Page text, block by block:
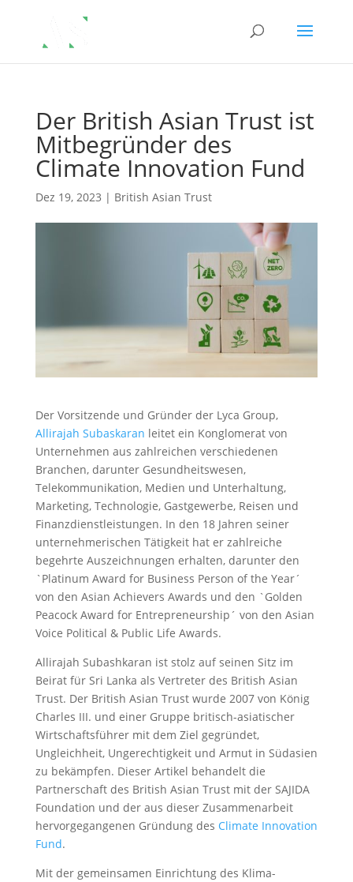
Der British Asian Trust ist
Mitbegründer des
Climate Innovation Fund
Dez 19, 2023 | British Asian Trust
Der Vorsitzende und Gründer der Lyca Group,
Allirajah Subaskaran leitet ein Konglomerat von
Unternehmen aus zahlreichen verschiedenen
Branchen, darunter Gesundheitswesen,
Telekommunikation, Medien und Unterhaltung,
Marketing, Technologie, Gastgewerbe, Reisen und
Finanzdienstleistungen. In den 18 Jahren seiner
unternehmerischen Tätigkeit hat er zahlreiche
begehrte Auszeichnungen erhalten, darunter den
`Platinum Award for Business Person of the Year´
von den Asian Achievers Awards und den `Golden
Peacock Award for Entrepreneurship´ von den Asian
Voice Political & Public Life Awards.
Allirajah Subashkaran ist stolz auf seinen Sitz im
Beirat für Sri Lanka als Vertreter des British Asian
Trust. Der British Asian Trust wurde 2007 von König
Charles III. und einer Gruppe britisch-asiatischer
Wirtschaftsführer mit dem Ziel gegründet,
Ungleichheit, Ungerechtigkeit und Armut in Südasien
zu bekämpfen. Dieser Artikel behandelt die
Partnerschaft des British Asian Trust mit der SAJIDA
Foundation und der aus dieser Zusammenarbeit
hervorgegangenen Gründung des Climate Innovation
Fund.
Mit der gemeinsamen Einrichtung des Klima-